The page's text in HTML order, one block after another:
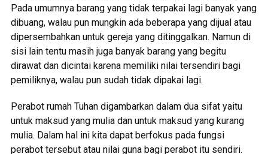
Pada umumnya barang yang tidak terpakai lagi banyak yang
dibuang, walau pun mungkin ada beberapa yang dijual atau
dipersembahkan untuk gereja yang ditinggalkan. Namun di
sisi lain tentu masih juga banyak barang yang begitu
dirawat dan dicintai karena memiliki nilai tersendiri bagi
pemiliknya, walau pun sudah tidak dipakai lagi.
Perabot rumah Tuhan digambarkan dalam dua sifat yaitu
untuk maksud yang mulia dan untuk maksud yang kurang
mulia. Dalam hal ini kita dapat berfokus pada fungsi
perabot tersebut atau nilai guna bagi perabot itu sendiri.